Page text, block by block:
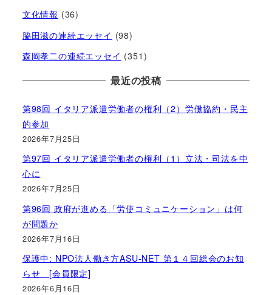
文化情報 (36)
脇田滋の連続エッセイ (98)
森岡孝二の連続エッセイ (351)
最近の投稿
第98回 イタリア派遣労働者の権利（2）労働協約・民主
的参加
2026年7月25日
第97回 イタリア派遣労働者の権利（1）立法・司法を中
心に
2026年7月25日
第96回 政府が進める「労使コミュニケーション」は何
が問題か
2026年7月16日
保護中: NPO法人働き方ASU-NET 第１４回総会のお知
らせ [会員限定]
2026年6月16日